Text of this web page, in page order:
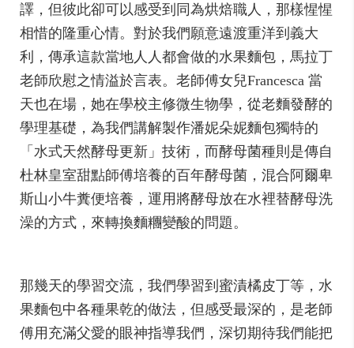
譯，但彼此卻可以感受到同為烘焙職人，那樣惺惺
相惜的隆重心情。對於我們願意遠渡重洋到義大
利，傳承這款當地人人都會做的水果麵包，馬拉丁
老師欣慰之情溢於言表。老師傅女兒Francesca 當
天也在場，她在學校主修微生物學，從老麵發酵的
學理基礎，為我們講解製作潘妮朵妮麵包獨特的
「水式天然酵母更新」技術，而酵母菌種則是傳自
杜林皇室甜點師傅培養的百年酵母菌，混合阿爾卑
斯山小牛糞便培養，運用將酵母放在水裡替酵母洗
澡的方式，來轉換麵糰變酸的問題。
那幾天的學習交流，我們學習到蜜漬橘皮丁等，水
果麵包中各種果乾的做法，但感受最深的，是老師
傅用充滿父愛的眼神指導我們，深切期待我們能把